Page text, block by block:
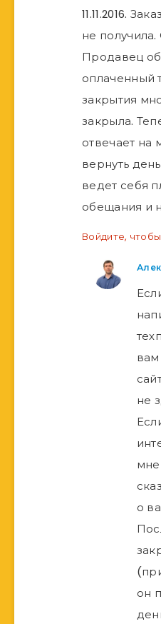
11.11.2016.
не
Продавец
оплаченный
закрытия
закрыла.
отвечает на
вернуть
ведет себя
обещания и
Войдите,
вам
не
о
он